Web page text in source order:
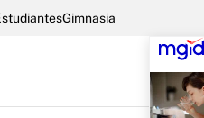
Gimnasia